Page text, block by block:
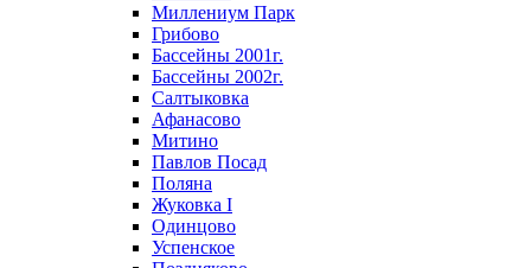
Миллениум Парк
Грибово
Бассейны 2001г.
Бассейны 2002г.
Салтыковка
Афанасово
Митино
Павлов Посад
Поляна
Жуковка I
Одинцово
Успенское